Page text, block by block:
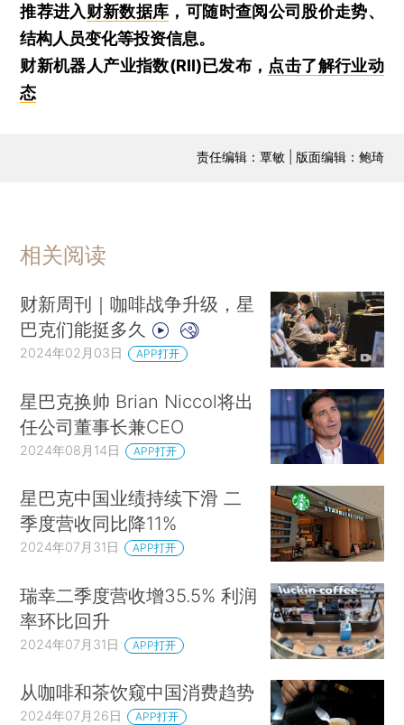
推荐进入财新数据库 ，可随时查阅公司股价走势、
结构人员变化等投资信息。
财新机器人产业指数(RII)已发布， 点击了解行业动
态
责任编辑：覃敏 | 版面编辑：鲍琦
相关阅读
财新周刊｜咖啡战争升级，星
巴克们能挺多久
2024年02月03日 APP打开
星巴克换帅 Brian Niccol将出
任公司董事长兼CEO
2024年08月14日 APP打开
星巴克中国业绩持续下滑 二
季度营收同比降11%
2024年07月31日 APP打开
瑞幸二季度营收增35.5% 利润
率环比回升
2024年07月31日 APP打开
从咖啡和茶饮窥中国消费趋势
2024年07月26日 APP打开